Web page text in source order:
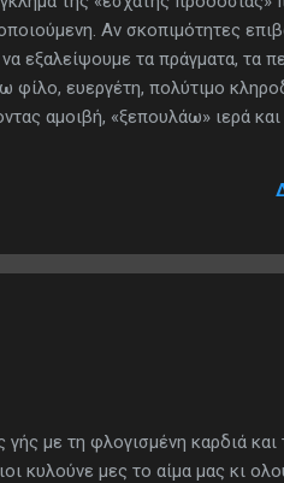
Αν σκοπιμότητες
εξαλείψουμε τα πράγματα, τα
ευεργέτη, πολύτιμο
αμοιβή, «ξεπουλάω» ιερά και
Ξεπουλάω, σε αλλότρια
γής με τη φλογισμένη καρδιά και
κυλούνε μες το αίμα μας κι